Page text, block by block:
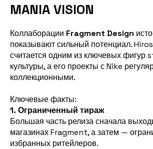
MANIA VISION
Коллаборации Fragment Design
показывают сильный потенциал.
считается одним из ключевых фигур
культуры, а его проекты с Nike
коллекционными.
Ключевые факты:
1. Ограниченный тираж
Большая часть релиза сначала
магазинах Fragment, а затем —
избранных ритейлеров.